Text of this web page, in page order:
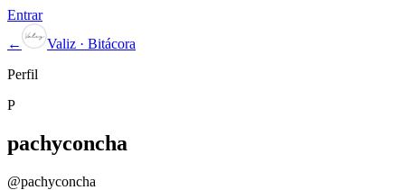
Entrar
←
Valiz · Bitácora
Perfil
P
pachyconcha
@pachyconcha